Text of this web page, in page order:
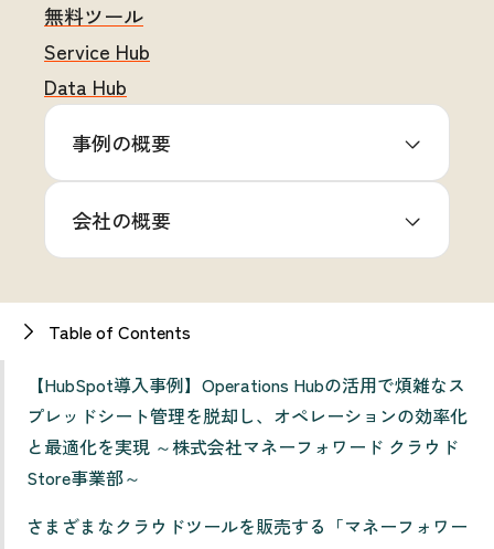
無料ツール
Service Hub
Data Hub
事例の概要
会社の概要
Table of Contents
【HubSpot導入事例】Operations Hubの活用で煩雑なス
プレッドシート管理を脱却し、オペレーションの効率化
と最適化を実現 ～株式会社マネーフォワード クラウド
Store事業部～
さまざまなクラウドツールを販売する「マネーフォワー